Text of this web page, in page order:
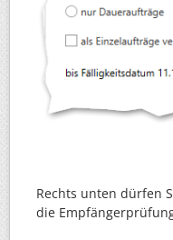
Rechts unten dürfen
die